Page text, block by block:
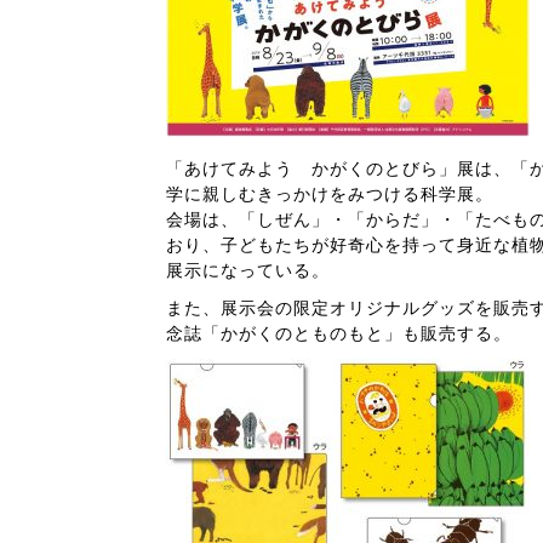
「あけてみよう かがくのとびら」展は、「
学に親しむきっかけをみつける科学展。
会場は、「しぜん」・「からだ」・「たべも
おり、子どもたちが好奇心を持って身近な植
展示になっている。
また、展示会の限定オリジナルグッズを販
念誌「かがくのとものもと」も販売する。